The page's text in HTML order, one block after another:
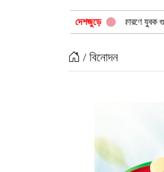
দেশজুড়ে
সীমান্তে মাইন বিস্ফোরণে যুবক গুরুতর আহত
/ বিনোদন